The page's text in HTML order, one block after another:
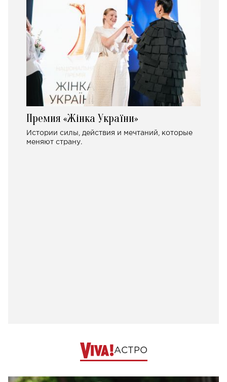
Премия «Жінка України»
Истории силы, действия и мечтаний, которые
меняют страну.
АСТРО